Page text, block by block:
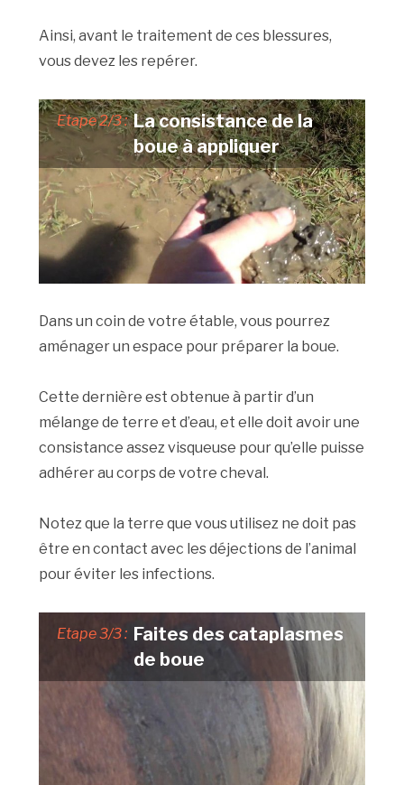
Ainsi, avant le traitement de ces blessures,
vous devez les repérer.
Etape 2/3 : La consistance de la
boue à appliquer
Dans un coin de votre étable, vous pourrez
aménager un espace pour préparer la boue.
Cette dernière est obtenue à partir d’un
mélange de terre et d’eau, et elle doit avoir une
consistance assez visqueuse pour qu’elle puisse
adhérer au corps de votre cheval.
Notez que la terre que vous utilisez ne doit pas
être en contact avec les déjections de l’animal
pour éviter les infections.
Etape 3/3 : Faites des cataplasmes
de boue